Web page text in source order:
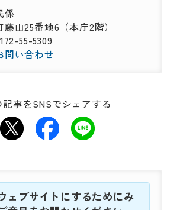
係
山25番地6（本庁2階）
55-5309
問い合わせ
記事をSNSでシェアする
ェブサイトにするためにみ